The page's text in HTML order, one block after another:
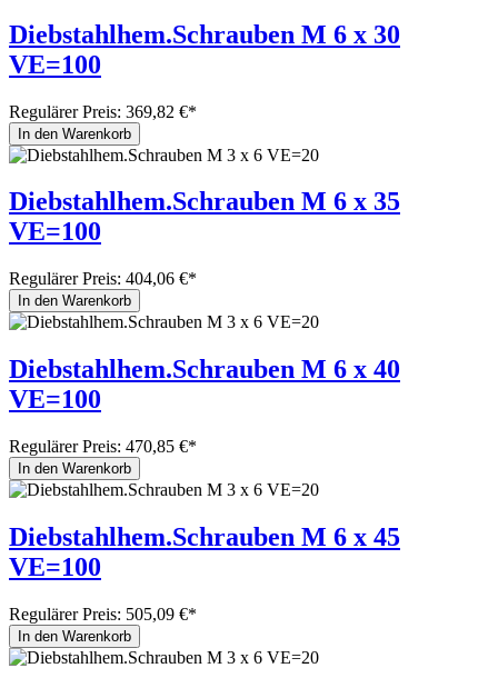
Diebstahlhem.Schrauben M 6 x 30
VE=100
Regulärer Preis: 369,82 €*
In den Warenkorb
Diebstahlhem.Schrauben M 6 x 35
VE=100
Regulärer Preis: 404,06 €*
In den Warenkorb
Diebstahlhem.Schrauben M 6 x 40
VE=100
Regulärer Preis: 470,85 €*
In den Warenkorb
Diebstahlhem.Schrauben M 6 x 45
VE=100
Regulärer Preis: 505,09 €*
In den Warenkorb